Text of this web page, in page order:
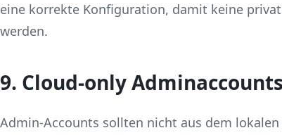
eine korrekte Konfiguration, damit keine
werden.
9. Cloud‑only
Admin‑Accounts sollten nicht aus dem